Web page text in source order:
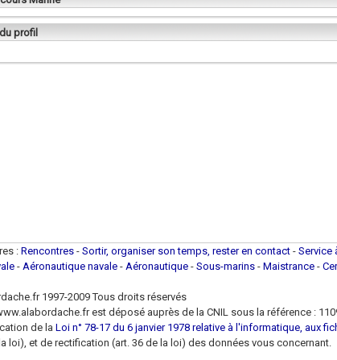
profil
: Rencontres - Sortir, organiser son temps, rester en contact - Service
- Aéronautique navale - Aéronautique - Sous-marins - Maistrance -
1997-2009 Tous droits réservés
est déposé auprès de la CNIL sous la référence :
de la Loi n° 78-17 du 6 janvier 1978 relative à l'informatique, aux
loi), et de rectification (art. 36 de la loi) des données vous concernant.